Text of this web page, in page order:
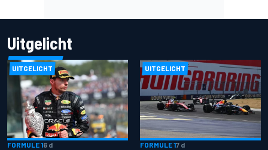
Uitgelicht
UITGELICHT
FORMULE 16 d
UITGELICHT
FORMULE 17 d